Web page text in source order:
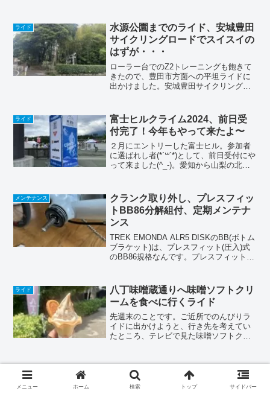
った時は、まだ全然だったんで、今回は
良いかな〜と思ったん...
ライド
水源公園までのライド、安城豊田
サイクリングロードでスイスイの
はずが・・・
ローラー台でのZ2トレーニングも飽きて
きたので、豊田市方面への平坦ライドに
出かけました。安城豊田サイクリングロ
いので、トレーニングにもなるって目論
見です(^^)走った...
ライド
富士ヒルクライム2024、前日受
付完了！今年もやって来たよ〜
２月にエントリーした富士ヒル。参加者
に選ばれし者(*´꒳`*)として、前日受付にや
って来ました(^_-)。愛知から山梨の北麓
動です）。いつもの様に出発ものんびり
しすぎ...
メンテナンス
クランク取り外し、プレスフィッ
トBB86分解組付、定期メンテナ
ンス
TREK EMONDA ALR5 DISKのBB(ボトム
ブラケット)は、プレスフィット(圧入)式
のBB86規格なんです。プレスフィット
ありますけど😵、皆さんどうされて...
ライド
八丁味噌蔵通りへ味噌ソフトクリ
ームを食べに行くライド
先週末のことです。ご近所でのんびりラ
イドに出かけようと、行き先を考えてい
たところ、テレビで見た味噌ソフトクリ
「合資会社八丁味噌（屋号：カクキュ
ー）さん」愛知県岡崎市八丁...
またもやスローパンク、ONE
PACKでの修理もまた失敗
メニュー ホーム 検索 トップ サイドバー